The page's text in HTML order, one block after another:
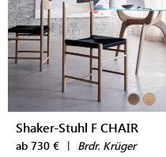
Shaker-Stuhl F CHAIR
ab 730 € | Brdr. Krüger